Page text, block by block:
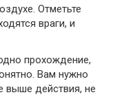
Отметьте
враги, и
прохождение,
Вам нужно
выше действия, не